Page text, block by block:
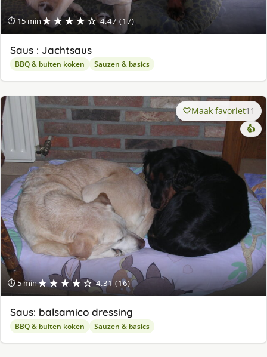
⏱ 15 min★★★★☆ 4.47 (17)
Saus : Jachtsaus
BBQ & buiten koken Sauzen & basics
⏱ 5 min★★★★☆ 4.31 (16)
Maak favoriet11
👍
Saus: balsamico dressing
BBQ & buiten koken Sauzen & basics